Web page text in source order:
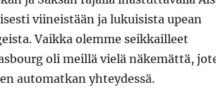
viineistään ja lukuisista upean
Vaikka olemme seikkailleet
oli meillä vielä näkemättä,
automatkan yhteydessä.